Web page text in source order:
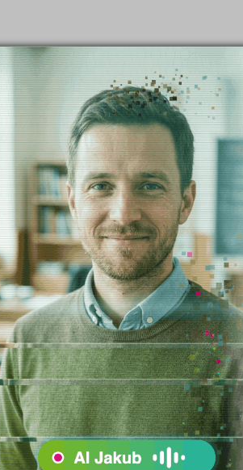
640 Kč
Objednat
549 Kč
Objednat
450 Kč
Objednat
339 Kč
Objednat
339 Kč
Objednat
331 Kč
Objednat